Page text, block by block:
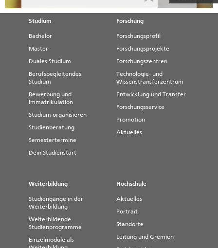
Studium
Bachelor
Master
Duales Studium
Berufsbegleitendes
Studium
Bewerbung und
Immatrikulation
Studium organisieren
Studienberatung
Semestertermine
Dein Studienstart
Forschung
Forschungsprofil
Forschungsprojekte
Forschungszentren
Technologie- und
Wissenstransferzentrum
Entwicklung und Transfer
Forschungsservice
Promotion
Aktuelles
Weiterbildung
Studiengänge in der
Weiterbildung
Weiterbildende
Studienprogramme
Einzelmodule als
Hochschule
Aktuelles
Portrait
Standorte
Leitung und Gremien